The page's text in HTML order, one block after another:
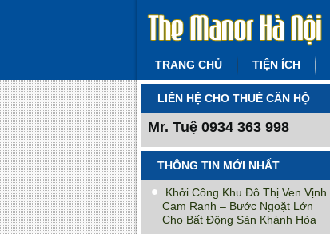
TRANG CHỦ TIỆN ÍCH
LIÊN HỆ CHO THUÊ CĂN HỘ
Mr. Tuệ 0934 363 998
THÔNG TIN MỚI NHẤT
Khởi Công Khu Đô Thị Ven Vịnh
Cam Ranh – Bước Ngoặt Lớn
Cho Bất Động Sản Khánh Hòa